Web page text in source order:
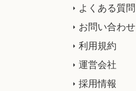
よくある質問
お問い合わせ
利用規約
運営会社
採用情報